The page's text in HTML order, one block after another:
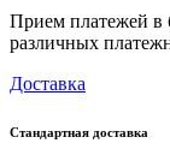
Прием платежей в
различных
Доставка
Стандартная доставка